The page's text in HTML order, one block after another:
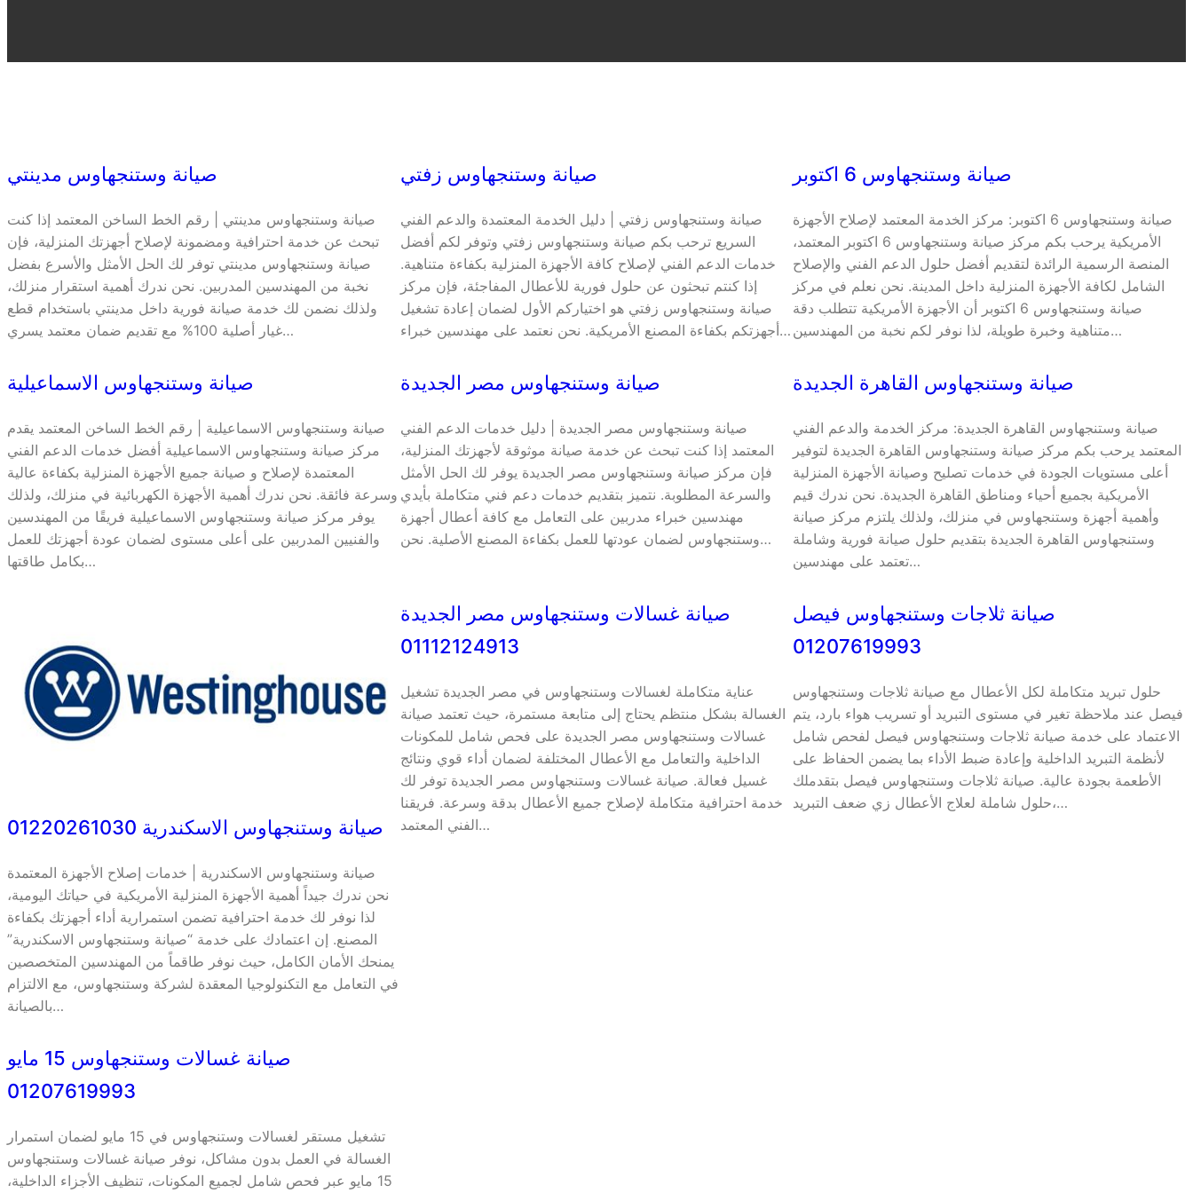
صيانة وستنجهاوس مدينتي
صيانة وستنجهاوس مدينتي | رقم الخط الساخن المعتمد إذا كنت
تبحث عن خدمة احترافية ومضمونة لإصلاح أجهزتك المنزلية، فإن
صيانة وستنجهاوس مدينتي توفر لك الحل الأمثل والأسرع بفضل
نخبة من المهندسين المدربين. نحن ندرك أهمية استقرار منزلك،
ولذلك نضمن لك خدمة صيانة فورية داخل مدينتي باستخدام قطع
غيار أصلية 100% مع تقديم ضمان معتمد يسري…
صيانة وستنجهاوس زفتي
صيانة وستنجهاوس زفتي | دليل الخدمة المعتمدة والدعم الفني
السريع ترحب بكم صيانة وستنجهاوس زفتي وتوفر لكم أفضل
خدمات الدعم الفني لإصلاح كافة الأجهزة المنزلية بكفاءة متناهية.
إذا كنتم تبحثون عن حلول فورية للأعطال المفاجئة، فإن مركز
صيانة وستنجهاوس زفتي هو اختياركم الأول لضمان إعادة تشغيل
أجهزتكم بكفاءة المصنع الأمريكية. نحن نعتمد على مهندسين خبراء…
صيانة وستنجهاوس 6 اكتوبر
صيانة وستنجهاوس 6 اكتوبر: مركز الخدمة المعتمد لإصلاح الأجهزة
الأمريكية يرحب بكم مركز صيانة وستنجهاوس 6 اكتوبر المعتمد،
المنصة الرسمية الرائدة لتقديم أفضل حلول الدعم الفني والإصلاح
الشامل لكافة الأجهزة المنزلية داخل المدينة. نحن نعلم في مركز
صيانة وستنجهاوس 6 اكتوبر أن الأجهزة الأمريكية تتطلب دقة
متناهية وخبرة طويلة، لذا نوفر لكم نخبة من المهندسين…
صيانة وستنجهاوس الاسماعيلية
صيانة وستنجهاوس الاسماعيلية | رقم الخط الساخن المعتمد يقدم
مركز صيانة وستنجهاوس الاسماعيلية أفضل خدمات الدعم الفني
المعتمدة لإصلاح و صيانة جميع الأجهزة المنزلية بكفاءة عالية
وسرعة فائقة. نحن ندرك أهمية الأجهزة الكهربائية في منزلك، ولذلك
يوفر مركز صيانة وستنجهاوس الاسماعيلية فريقًا من المهندسين
والفنيين المدربين على أعلى مستوى لضمان عودة أجهزتك للعمل
بكامل طاقتها…
صيانة وستنجهاوس مصر الجديدة
صيانة وستنجهاوس مصر الجديدة | دليل خدمات الدعم الفني
المعتمد إذا كنت تبحث عن خدمة صيانة موثوقة لأجهزتك المنزلية،
فإن مركز صيانة وستنجهاوس مصر الجديدة يوفر لك الحل الأمثل
والسرعة المطلوبة. نتميز بتقديم خدمات دعم فني متكاملة بأيدي
مهندسين خبراء مدربين على التعامل مع كافة أعطال أجهزة
وستنجهاوس لضمان عودتها للعمل بكفاءة المصنع الأصلية. نحن…
صيانة وستنجهاوس القاهرة الجديدة
صيانة وستنجهاوس القاهرة الجديدة: مركز الخدمة والدعم الفني
المعتمد يرحب بكم مركز صيانة وستنجهاوس القاهرة الجديدة لتوفير
أعلى مستويات الجودة في خدمات تصليح وصيانة الأجهزة المنزلية
الأمريكية بجميع أحياء ومناطق القاهرة الجديدة. نحن ندرك قيم
وأهمية أجهزة وستنجهاوس في منزلك، ولذلك يلتزم مركز صيانة
وستنجهاوس القاهرة الجديدة بتقديم حلول صيانة فورية وشاملة
تعتمد على مهندسين…
صيانة وستنجهاوس الاسكندرية 01220261030
صيانة وستنجهاوس الاسكندرية | خدمات إصلاح الأجهزة المعتمدة
نحن ندرك جيداً أهمية الأجهزة المنزلية الأمريكية في حياتك اليومية،
لذا نوفر لك خدمة احترافية تضمن استمرارية أداء أجهزتك بكفاءة
المصنع. إن اعتمادك على خدمة “صيانة وستنجهاوس الاسكندرية”
يمنحك الأمان الكامل، حيث نوفر طاقماً من المهندسين المتخصصين
في التعامل مع التكنولوجيا المعقدة لشركة وستنجهاوس، مع الالتزام
بالصيانة…
صيانة غسالات وستنجهاوس مصر الجديدة
01112124913
عناية متكاملة لغسالات وستنجهاوس في مصر الجديدة تشغيل
الغسالة بشكل منتظم يحتاج إلى متابعة مستمرة، حيث تعتمد صيانة
غسالات وستنجهاوس مصر الجديدة على فحص شامل للمكونات
الداخلية والتعامل مع الأعطال المختلفة لضمان أداء قوي ونتائج
غسيل فعالة. صيانة غسالات وستنجهاوس مصر الجديدة توفر لك
خدمة احترافية متكاملة لإصلاح جميع الأعطال بدقة وسرعة. فريقنا
الفني المعتمد…
صيانة ثلاجات وستنجهاوس فيصل
01207619993
حلول تبريد متكاملة لكل الأعطال مع صيانة ثلاجات وستنجهاوس
فيصل عند ملاحظة تغير في مستوى التبريد أو تسريب هواء بارد، يتم
الاعتماد على خدمة صيانة ثلاجات وستنجهاوس فيصل لفحص شامل
لأنظمة التبريد الداخلية وإعادة ضبط الأداء بما يضمن الحفاظ على
الأطعمة بجودة عالية. صيانة ثلاجات وستنجهاوس فيصل بتقدملك
حلول شاملة لعلاج الأعطال زي ضعف التبريد،…
صيانة غسالات وستنجهاوس 15 مايو
01207619993
تشغيل مستقر لغسالات وستنجهاوس في 15 مايو لضمان استمرار
الغسالة في العمل بدون مشاكل، نوفر صيانة غسالات وستنجهاوس
15 مايو عبر فحص شامل لجميع المكونات، تنظيف الأجزاء الداخلية،